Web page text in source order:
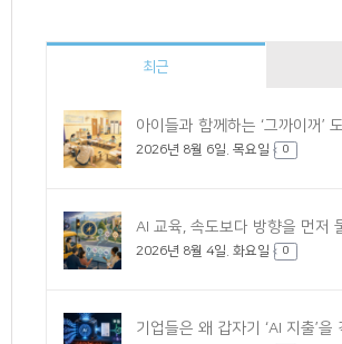
최근
아이들과 함께하는 ‘그까이꺼’
2026년 8월 6일. 목요일 0
AI 교육, 속도보다 방향을 먼저
2026년 8월 4일. 화요일 0
기업들은 왜 갑자기 ‘AI 지출’을